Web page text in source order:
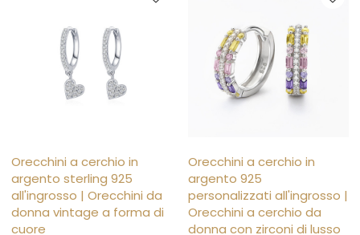
Orecchini a cerchio in
argento sterling 925
all'ingrosso | Orecchini da
donna vintage a forma di
cuore
Orecchini a cerchio in
argento 925
personalizzati all'ingrosso |
Orecchini a cerchio da
donna con zirconi di lusso